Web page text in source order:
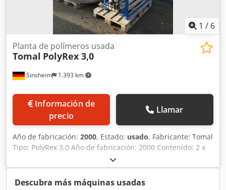
1 / 6
Sinsheim 1.393 km
Planta de polímeros usada
Tomal PolyRex 3,0
Información de
precio
Llamar
Año de fabricación: 2000, Estado: usado, Fabricante: Tomal
Tipo: PolyRex 3,0 Año de fabricación: 2000 Contenido: 2 x
1,5 m3 Producción / dosificación de: Polímero en polvo #
Cámara: 2 Credpfxjyg E A Ae Ac Tjf Control: Si Material:
Acero inoxidable Modelo: Vertical Dimensiones: Largo
Descubra más máquinas usadas